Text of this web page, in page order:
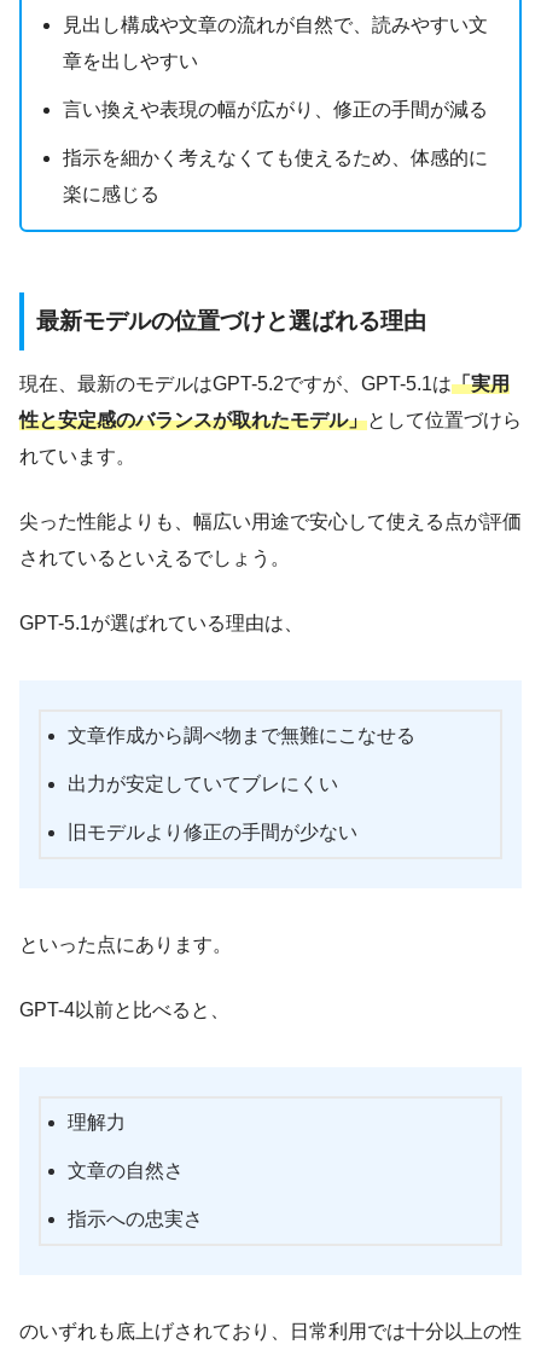
見出し構成や文章の流れが自然で、読みやすい文
章を出しやすい
言い換えや表現の幅が広がり、修正の手間が減る
指示を細かく考えなくても使えるため、体感的に
楽に感じる
最新モデルの位置づけと選ばれる理由
現在、最新のモデルはGPT-5.2ですが、GPT-5.1は「実用
性と安定感のバランスが取れたモデル」として位置づけら
れています。
尖った性能よりも、幅広い用途で安心して使える点が評価
されているといえるでしょう。
GPT-5.1が選ばれている理由は、
文章作成から調べ物まで無難にこなせる
出力が安定していてブレにくい
旧モデルより修正の手間が少ない
といった点にあります。
GPT-4以前と比べると、
理解力
文章の自然さ
指示への忠実さ
のいずれも底上げされており、日常利用では十分以上の性